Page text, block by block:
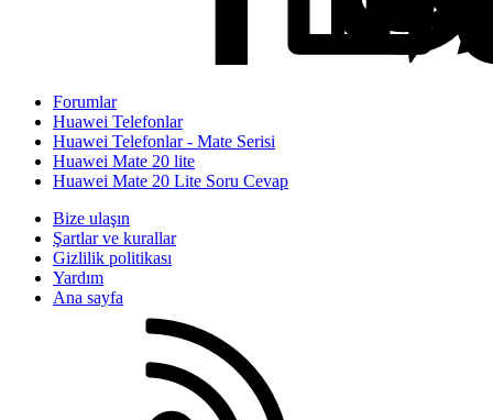
Forumlar
Huawei Telefonlar
Huawei Telefonlar - Mate Serisi
Huawei Mate 20 lite
Huawei Mate 20 Lite Soru Cevap
Bize ulaşın
Şartlar ve kurallar
Gizlilik politikası
Yardım
Ana sayfa